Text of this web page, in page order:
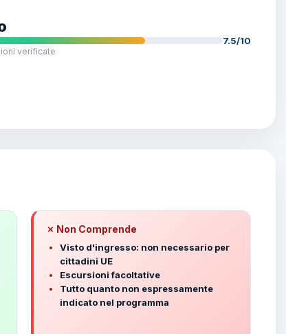
7.5/10
verificate
✗ Non Comprende
Visto d'ingresso: non necessario per
cittadini UE
Escursioni facoltative
Tutto quanto non espressamente
indicato nel programma